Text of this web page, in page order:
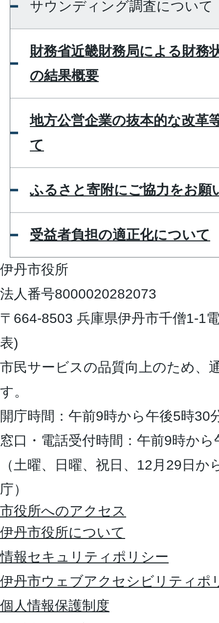
サウンディング調査について
財務省近畿財務局による財務
の結果概要
地方公営企業の抜本的な改革
て
ふるさと寄附にご協力をお願
受益者負担の適正化について
伊丹市役所
法人番号8000020282073
〒664-8503 兵庫県伊丹市千僧1-1
表)
市民サービスの品質向上のため、
す。
開庁時間：午前9時から午後5時30
窓口・電話受付時間：午前9時か
（土曜、日曜、祝日、12月29日
庁）
市役所へのアクセス
伊丹市役所について
情報セキュリティポリシー
伊丹市ウェブアクセシビリティポ
個人情報保護制度